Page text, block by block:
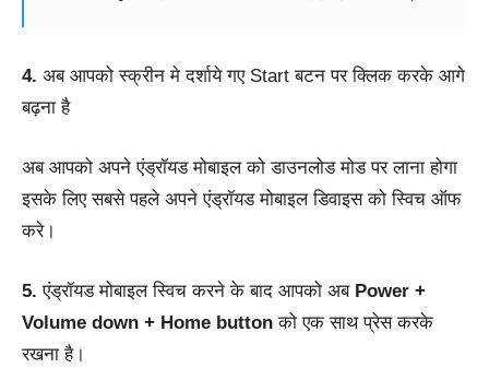
4. अब आपको स्क्रीन मे दर्शाये गए Start बटन पर क्लिक करके आगे
बढ़ना है
अब आपको अपने एंड्रॉयड मोबाइल को डाउनलोड मोड पर लाना होगा
इसके लिए सबसे पहले अपने एंड्रॉयड मोबाइल डिवाइस को स्विच ऑफ
करे।
5. एंड्रॉयड मोबाइल स्विच करने के बाद आपको अब Power +
Volume down + Home button को एक साथ प्रेस करके
रखना है।